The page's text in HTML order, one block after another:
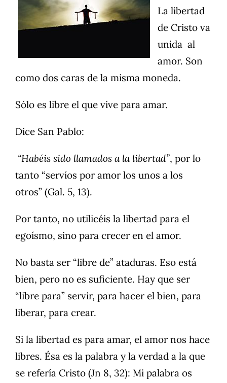
La libertad
de Cristo va
unida al
amor. Son
como dos caras de la misma moneda.
Sólo es libre el que vive para amar.
Dice San Pablo:
“Habéis sido llamados a la libertad”, por lo
tanto “servíos por amor los unos a los
otros” (Gal. 5, 13).
Por tanto, no utilicéis la libertad para el
egoísmo, sino para crecer en el amor.
No basta ser “libre de” ataduras. Eso está
bien, pero no es suficiente. Hay que ser
“libre para” servir, para hacer el bien, para
liberar, para crear.
Si la libertad es para amar, el amor nos hace
libres. Ésa es la palabra y la verdad a la que
se refería Cristo (Jn 8, 32): Mi palabra os